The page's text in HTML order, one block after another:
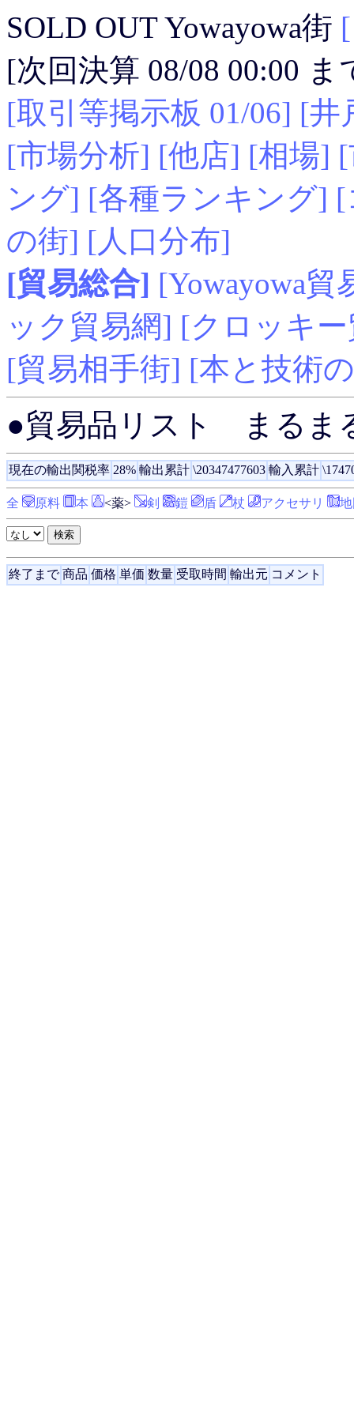
SOLD OUT Yowayowa街
[次回決算 08/08 00:00
[取引等掲示板 01/06] [井
[市場分析] [他店] [相場]
ング] [各種ランキング] [
の街] [人口分布]
[貿易総合] [Yowayowa貿
ック貿易網] [クロッキ
[貿易相手街] [本と技術
●貿易品リスト まるま
現在の輸出関税率 28% 輸出累計 \20347477603 輸入累計
全 原料 本 <薬> 剣 鎧 盾 杖 アクセサリ
終了まで 商品 価格 単価 数量 受取時間 輸出元 コメント